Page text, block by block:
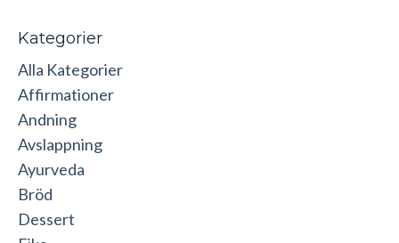
Kategorier
Alla Kategorier
Affirmationer
Andning
Avslappning
Ayurveda
Bröd
Dessert